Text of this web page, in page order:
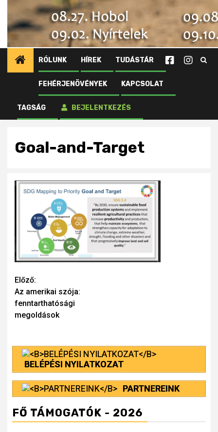
RÓLUNK HÍREK TUDÁSTÁR
FEHÉRJENÖVÉNYEK KAPCSOLAT
TAGSÁG BEJELENTKEZÉS
Kezdőlap
Újdonságok tagjainknak
Goal-and-Target
Goal-and-Target
Continue
Reading
Előző:
Az amerikai szója:
fenntarthatósági
megoldások
BELÉPÉSI NYILATKOZAT
PARTNEREINK
FŐ TÁMOGATÓK - 2026